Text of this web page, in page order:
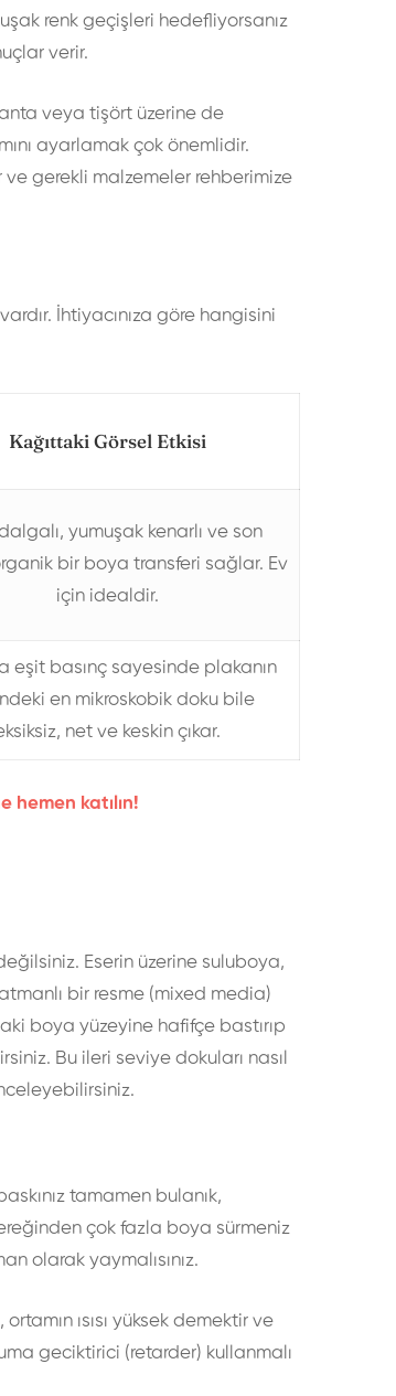
renk geçişleri hedefliyorsanız
verir.
veya tişört üzerine de
ayarlamak çok önemlidir.
ve gerekli malzemeler rehberimize
İhtiyacınıza göre hangisini
Kağıttaki Görsel Etkisi
yumuşak kenarlı ve son
bir boya transferi sağlar. Ev
için idealdir.
eşit basınç sayesinde plakanın
en mikroskobik doku bile
net ve keskin çıkar.
hemen katılın!
Eserin üzerine suluboya,
bir resme (mixed media)
boya yüzeyine hafifçe bastırıp
Bu ileri seviye dokuları nasıl
tamamen bulanık,
çok fazla boya sürmeniz
olarak yaymalısınız.
ısısı yüksek demektir ve
geciktirici (retarder) kullanmalı